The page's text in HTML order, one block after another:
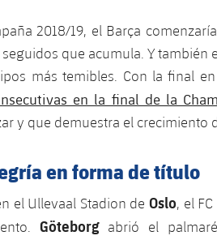
2018/19, el Barça
que acumula. Y también
más temibles. Con la final
en la final de la
y que demuestra el crecimiento
en forma de título
el Ullevaal Stadion de Oslo, el
Göteborgabrió el